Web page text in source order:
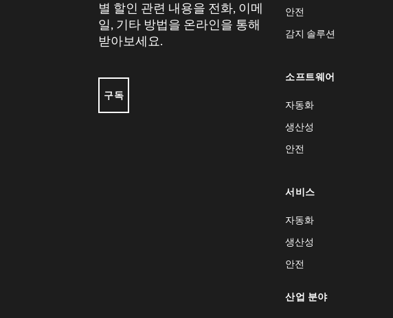
별 할인 관련 내용을 전화, 이메
일, 기타 방법을 온라인을 통해
받아보세요.
구독
안전
감지 솔루션
소프트웨어
자동화
생산성
안전
서비스
자동화
생산성
안전
산업 분야